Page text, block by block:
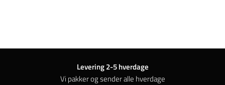
Levering 2-5 hverdage
Vi pakker og sender alle hverdage